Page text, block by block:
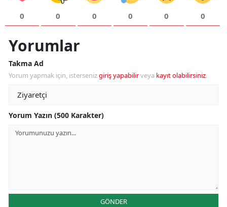
0 0 0 0 0 0
Yorumlar
Takma Ad
Yorum yapmak için, istersenizgiriş yapabilirveya kayıt olabilirsiniz.
Yorum Yazın (500 Karakter)
GÖNDER